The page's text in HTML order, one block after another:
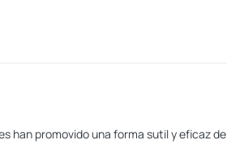
han promovido una forma sutil y eficaz de